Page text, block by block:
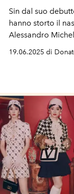
Sin dal suo
hanno storto il
Alessandro
19.06.2025 di